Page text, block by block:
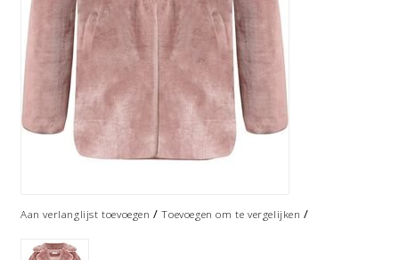
Aan verlanglijst toevoegen /Toevoegen om te vergelijken /